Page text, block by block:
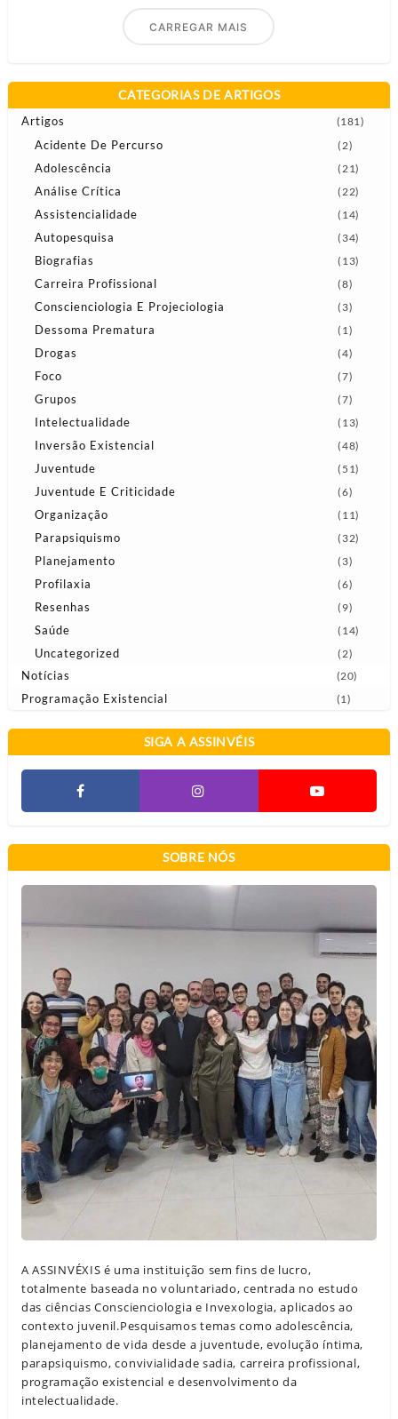
CARREGAR MAIS
CATEGORIAS DE ARTIGOS
Artigos (181)
Acidente De Percurso (2)
Adolescência (21)
Análise Crítica (22)
Assistencialidade (14)
Autopesquisa (34)
Biografias (13)
Carreira Profissional (8)
Conscienciologia E Projeciologia (3)
Dessoma Prematura (1)
Drogas (4)
Foco (7)
Grupos (7)
Intelectualidade (13)
Inversão Existencial (48)
Juventude (51)
Juventude E Criticidade (6)
Organização (11)
Parapsiquismo (32)
Planejamento (3)
Profilaxia (6)
Resenhas (9)
Saúde (14)
Uncategorized (2)
Notícias (20)
Programação Existencial (1)
SIGA A ASSINVÉIS
SOBRE NÓS
A ASSINVÉXIS é uma instituição sem fins de lucro,
totalmente baseada no voluntariado, centrada no estudo
das ciências Conscienciologia e Invexologia, aplicados ao
contexto juvenil.Pesquisamos temas como adolescência,
planejamento de vida desde a juventude, evolução íntima,
parapsiquismo, convivialidade sadia, carreira profissional,
programação existencial e desenvolvimento da
intelectualidade.